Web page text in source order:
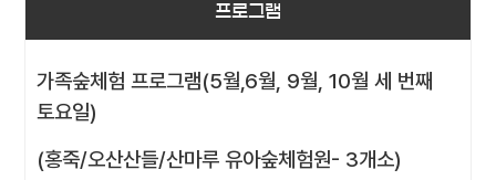
프로그램
가족숲체험 프로그램(5월,6월, 9월, 10월 세 번째
토요일)
(홍죽/오산산들/산마루 유아숲체험원- 3개소)